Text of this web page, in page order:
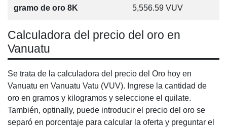
gramo de oro 8K 5,556.59 VUV
Calculadora del precio del oro en
Vanuatu
Se trata de la calculadora del precio del Oro hoy en
Vanuatu en Vanuatu Vatu (VUV). Ingrese la cantidad de
oro en gramos y kilogramos y seleccione el quilate.
También, optinally, puede introducir el precio del oro se
separó en porcentaje para calcular la oferta y preguntar el